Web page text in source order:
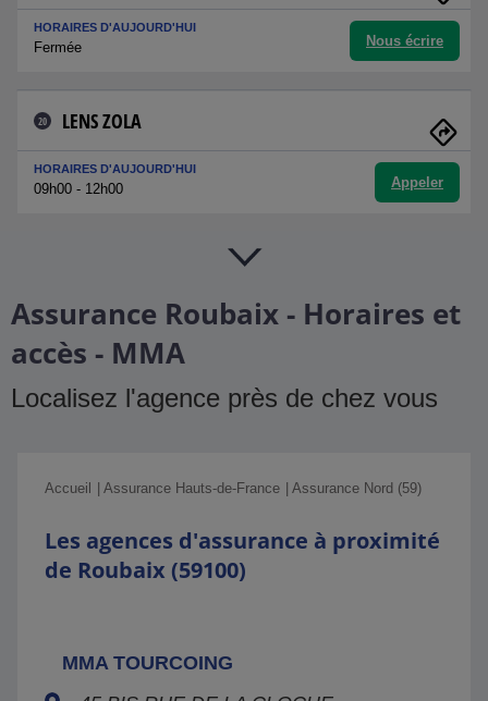
HORAIRES D'AUJOURD'HUI
Fermée Nous écrire
20 LENS ZOLA
HORAIRES D'AUJOURD'HUI
09h00 - 12h00 Appeler
Assurance Roubaix - Horaires et
accès - MMA
Localisez l'agence près de chez vous
Accueil Assurance Hauts-de-France Assurance Nord (59)
Les agences d'assurance à proximité
de Roubaix (59100)
MMA TOURCOING